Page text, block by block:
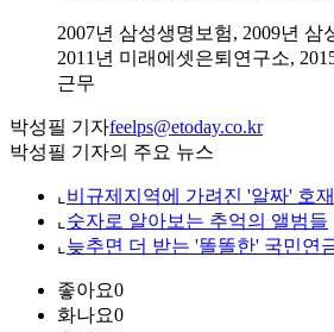
2007년 삼성생명보험, 2009년 삼
2011년 미래에셋은퇴연구소,
근무
박성필 기자feelps@etoday.co.kr
박성필 기자의 주요 뉴스
⌞ 비규제지역에 가려진 '알짜' 호
⌞ 숫자로 알아보는 추억의 앨범들
⌞ 늦추면 더 받는 '똘똘한' 국민연
좋아요0
화나요0